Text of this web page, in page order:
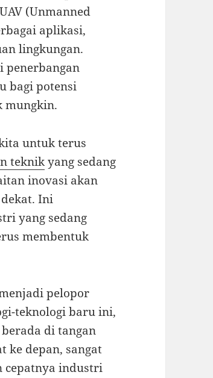
(Unmanned
aplikasi,
lingkungan.
penerbangan
bagi potensi
mungkin.
untuk terus
teknikyang sedang
inovasi akan
Ini
yang sedang
membentuk
pelopor
teknologi baru ini,
di tangan
ke depan, sangat
cepatnya industri